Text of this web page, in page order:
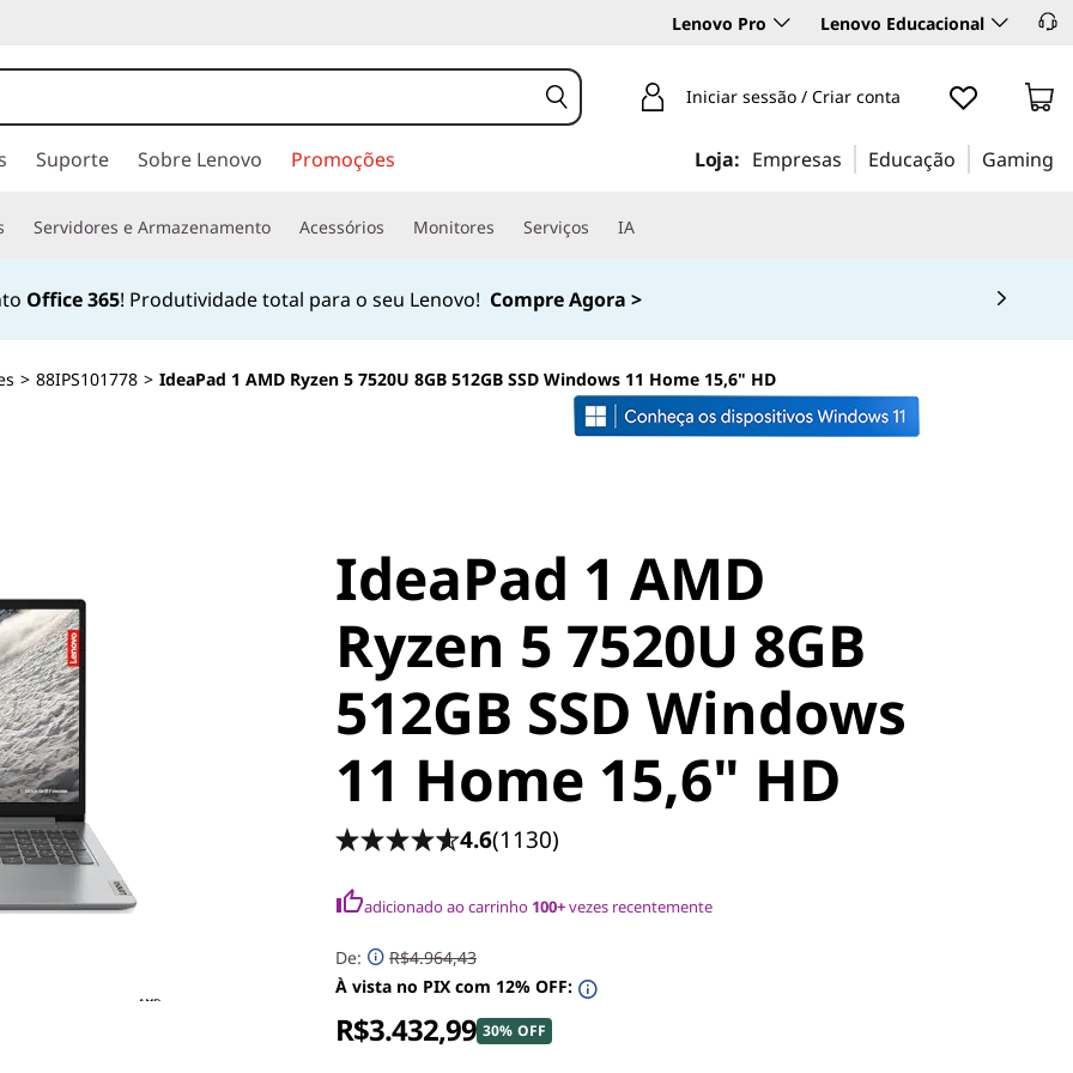
Lenovo Pro Lenovo Educacional
Iniciar sessão / Criar conta
Suporte Sobre Lenovo Promoções Loja: Empresas Educação Gaming
Servidores e Armazenamento Acessórios Monitores Serviços IA
Office 365! Produtividade total para o seu Lenovo! Compre Agora >
> 88IPS101778 > IdeaPad 1 AMD Ryzen 5 7520U 8GB 512GB SSD Windows 11 Home 15,6" HD
IdeaPad 1 AMD
Ryzen 5 7520U 8GB
512GB SSD Windows
11 Home 15,6" HD
4.6(1130)
adicionado ao carrinho 100+vezes recentemente
De:
R$4.964,43
À vista no PIX com 12% OFF:
R$3.432,99 30% OFF